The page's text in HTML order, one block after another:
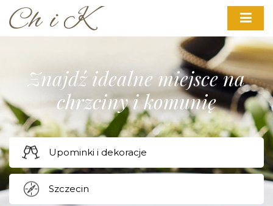
Znajdź idealne miejsce na
chrzciny i komunię